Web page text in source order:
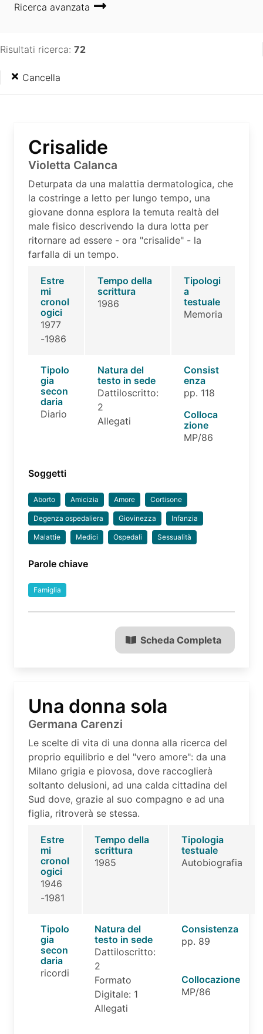
Ricerca avanzata
Risultati ricerca: 72
Cancella
Crisalide
Violetta Calanca
Deturpata da una malattia dermatologica, che
la costringe a letto per lungo tempo, una
giovane donna esplora la temuta realtà del
male fisico descrivendo la dura lotta per
ritornare ad essere - ora "crisalide" - la
farfalla di un tempo.
Estre
mi
cronol
ogici
1977
-1986
Tempo della
scrittura
1986
Tipologi
a
testuale
Memoria
Tipolo
gia
secon
daria
Diario
Natura del
testo in sede
Dattiloscritto:
2
Allegati
Consist
enza
pp. 118
Colloca
zione
MP/86
Soggetti
Aborto Amicizia Amore Cortisone
Degenza ospedaliera Giovinezza Infanzia
Malattie Medici Ospedali Sessualità
Parole chiave
Famiglia
Scheda Completa
Una donna sola
Germana Carenzi
Le scelte di vita di una donna alla ricerca del
proprio equilibrio e del "vero amore": da una
Milano grigia e piovosa, dove raccoglierà
soltanto delusioni, ad una calda cittadina del
Sud dove, grazie al suo compagno e ad una
figlia, ritroverà se stessa.
Estre
mi
cronol
ogici
1946
-1981
Tempo della
scrittura
1985
Tipologia
testuale
Autobiografia
Tipolo
gia
secon
daria
ricordi
Natura del
testo in sede
Dattiloscritto:
2
Formato
Digitale: 1
Allegati
Consistenza
pp. 89
Collocazione
MP/86